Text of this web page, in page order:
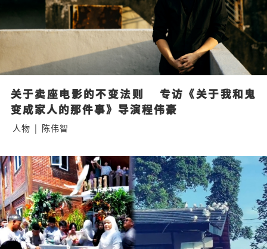
关于卖座电影的不变法则    专访《关于我和鬼
变成家人的那件事》导演程伟豪
人物 | 陈伟智